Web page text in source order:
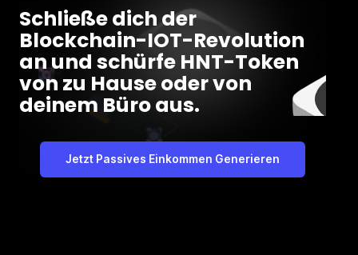
Schließe dich der
Blockchain-IOT-Revolution
an und schürfe HNT-Token
von zu Hause oder von
deinem Büro aus.
Jetzt Passives Einkommen Generieren